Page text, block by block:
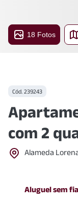
18 Fotos
Cód. 239243
com 2
Alameda
Aluguel sem